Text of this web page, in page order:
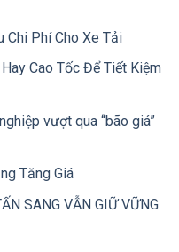
Chi Phí Cho Xe Tải
Cao Tốc Để Tiết Kiệm
vượt qua “bão giá”
Tăng Giá
SANG VẪN GIỮ VỮNG